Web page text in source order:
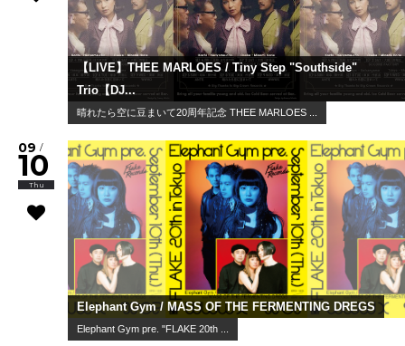
【LIVE】THEE MARLOES / Tiny Step "Southside"
Trio【DJ...
晴れたら空に豆まいて20周年記念 THEE MARLOES ...
09 /
10
Thu
Elephant Gym / MASS OF THE FERMENTING DREGS
Elephant Gym pre. "FLAKE 20th ...